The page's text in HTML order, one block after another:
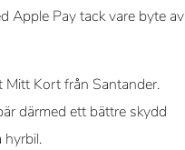
Apple Pay tack vare byte av
Kort från Santander.
därmed ett bättre skydd
hyrbil.